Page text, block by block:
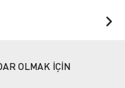
OLMAK İÇİN